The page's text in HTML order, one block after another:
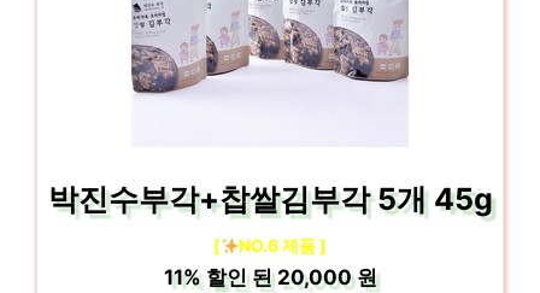
박진수부각+찹쌀김부각 5개 45g
[ NO.6 제품 ]
11%할인 된20,000 원